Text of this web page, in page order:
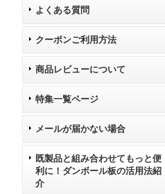
よくある質問
クーポンご利用方法
商品レビューについて
特集一覧ページ
メールが届かない場合
既製品と組み合わせてもっと便
利に！ダンボール板の活用法紹
介